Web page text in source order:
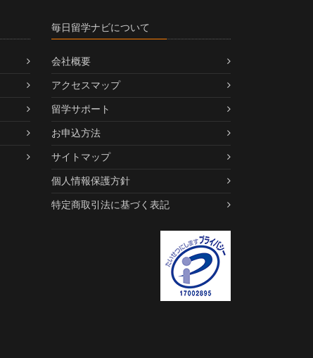
毎日留学ナビについて
会社概要
アクセスマップ
留学サポート
お申込方法
サイトマップ
個人情報保護方針
特定商取引法に基づく表記